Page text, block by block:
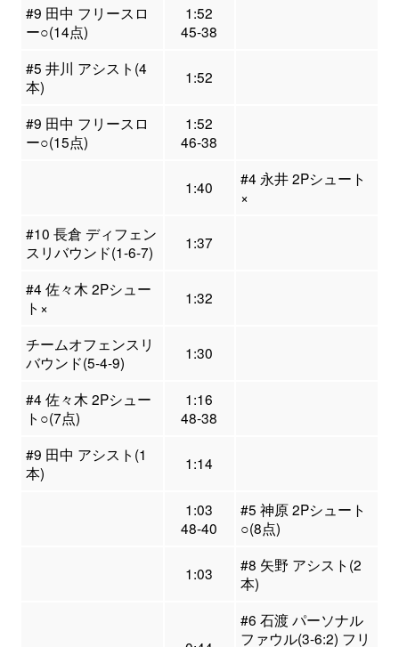
#9 田中 フリースロ
ー○(14点)
1:52
45-38
#5 井川 アシスト(4
本)
1:52
#9 田中 フリースロ
ー○(15点)
1:52
46-38
1:40
#4 永井 2Pシュート
×
#10 長倉 ディフェン
スリバウンド(1-6-7)
1:37
#4 佐々木 2Pシュー
ト×
1:32
チームオフェンスリ
バウンド(5-4-9)
1:30
#4 佐々木 2Pシュー
ト○(7点)
1:16
48-38
#9 田中 アシスト(1
本)
1:14
1:03
48-40
#5 神原 2Pシュート
○(8点)
1:03
#8 矢野 アシスト(2
本)
#6 石渡 パーソナル
ファウル(3-6:2) フリ